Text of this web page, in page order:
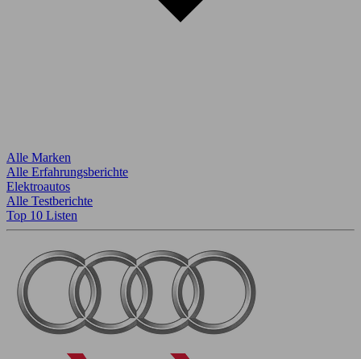
Alle Marken
Alle Erfahrungsberichte
Elektroautos
Alle Testberichte
Top 10 Listen